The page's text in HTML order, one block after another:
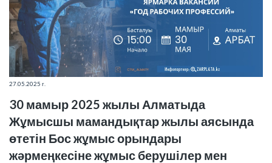
27.05.2025 г.
30 мамыр 2025 жылы Алматыда
Жұмысшы мамандықтар жылы аясында
өтетін Бос жұмыс орындары
жәрмеңкесіне жұмыс берушілер мен